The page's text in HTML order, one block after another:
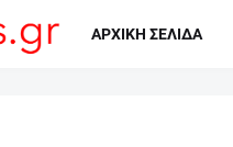
ΑΡΧΙΚΗ ΣΕΛΙΔΑ